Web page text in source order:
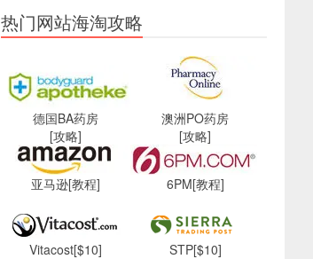
热门网站海淘攻略
德国BA药房
[攻略]
澳洲PO药房
[攻略]
亚马逊[教程] 6PM[教程]
Vitacost[$10] STP[$10]